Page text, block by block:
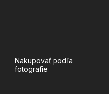
Nakupovať podľa
fotografie